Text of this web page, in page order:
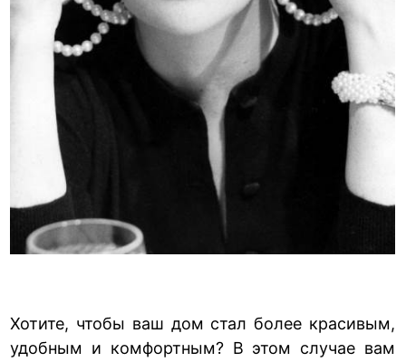
Хотите, чтобы ваш дом стал более красивым,
удобным и комфортным? В этом случае вам